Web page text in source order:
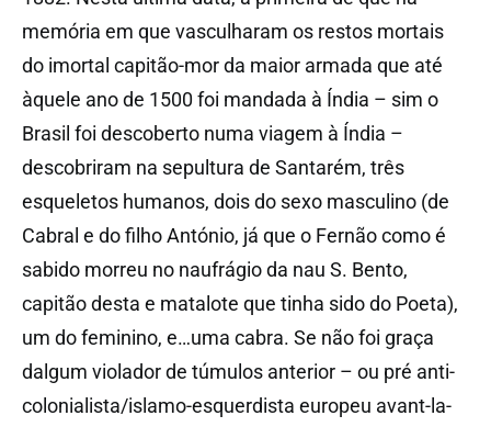
memória em que vasculharam os restos mortais
do imortal capitão-mor da maior armada que até
àquele ano de 1500 foi mandada à Índia – sim o
Brasil foi descoberto numa viagem à Índia –
descobriram na sepultura de Santarém, três
esqueletos humanos, dois do sexo masculino (de
Cabral e do filho António, já que o Fernão como é
sabido morreu no naufrágio da nau S. Bento,
capitão desta e matalote que tinha sido do Poeta),
um do feminino, e…uma cabra. Se não foi graça
dalgum violador de túmulos anterior – ou pré anti-
colonialista/islamo-esquerdista europeu avant-la-